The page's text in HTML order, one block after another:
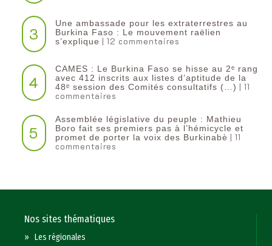
3
Une ambassade pour les extraterrestres au
Burkina Faso : Le mouvement raëlien
s’explique | 12 commentaires
4
CAMES : Le Burkina Faso se hisse au 2ᵉ rang
avec 412 inscrits aux listes d’aptitude de la
48ᵉ session des Comités consultatifs (…) | 11
commentaires
5
Assemblée législative du peuple : Mathieu
Boro fait ses premiers pas à l’hémicycle et
promet de porter la voix des Burkinabè | 11
commentaires
Nos sites thématiques
»Les régionales